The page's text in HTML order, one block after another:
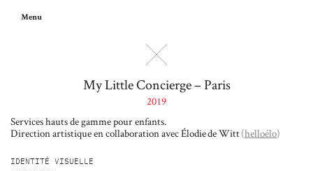
Menu
My Little Concierge – Paris
2019
Services hauts de gamme pour enfants.
Direction artistique en collaboration avec Élodie de Witt(helloélo)
IDENTITÉ VISUELLE